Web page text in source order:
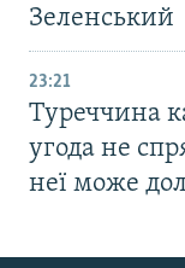
Зеленський
23:21
Туреччина
угода не
неї може